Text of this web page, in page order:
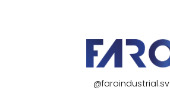
@faroindustrial.sv